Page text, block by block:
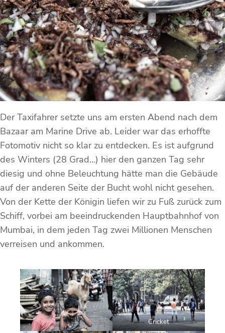
Der Taxifahrer setzte uns am ersten Abend nach dem
Bazaar am Marine Drive ab. Leider war das erhoffte
Fotomotiv nicht so klar zu entdecken. Es ist aufgrund
des Winters (28 Grad…) hier den ganzen Tag sehr
diesig und ohne Beleuchtung hätte man die Gebäude
auf der anderen Seite der Bucht wohl nicht gesehen.
Von der Kette der Königin liefen wir zu Fuß zurück zum
Schiff, vorbei am beeindruckenden Hauptbahnhof von
Mumbai, in dem jeden Tag zwei Millionen Menschen
verreisen und ankommen.
Cricket